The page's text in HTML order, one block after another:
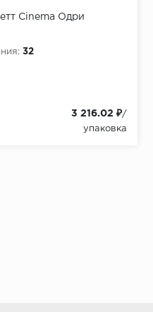
Cinema Одри
32
3 216.02 ₽/
упаковка